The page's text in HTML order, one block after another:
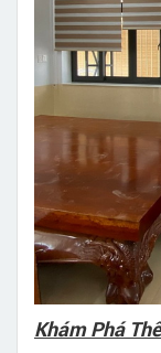
Khám Phá